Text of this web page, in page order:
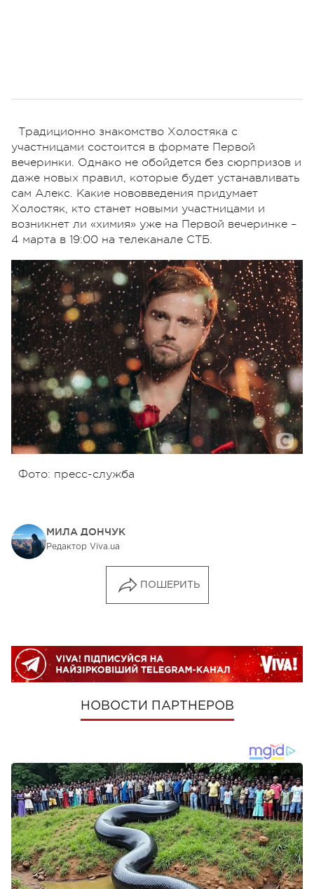
Традиционно знакомство Холостяка с
участницами состоится в формате Первой
вечеринки. Однако не обойдется без сюрпризов и
даже новых правил, которые будет устанавливать
сам Алекс. Какие нововведения придумает
Холостяк, кто станет новыми участницами и
возникнет ли «химия» уже на Первой вечеринке –
4 марта в 19:00 на телеканале СТБ.
Фото: пресс-служба
МИЛА ДОНЧУК
Редактор Viva.ua
ПОШЕРИТЬ
НОВОСТИ ПАРТНЕРОВ